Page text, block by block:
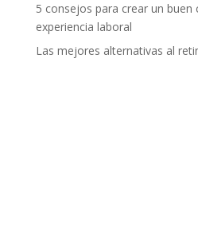
5 consejos para crear un buen
experiencia laboral
Las mejores alternativas al